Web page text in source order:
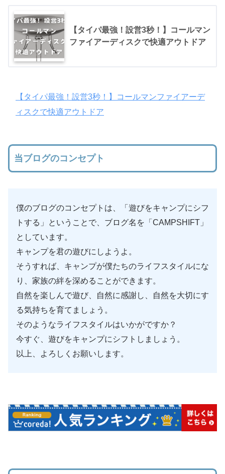
【タイパ最強！設営3秒！】コールマン
ファイアーディスクで快適アウトドア
【タイパ最強！設営3秒！】コールマンファイアーデ
ィスクで快適アウトドア
当ブログのコンセプト
僕のブログのコンセプトは、「遊びをキャンプにシフ
トする」ということで、ブログ名を「CAMPSHIFT」
としています。
キャンプを君の遊びにしようよ。
そうすれば、キャンプが僕たちのライフスタイルにな
り、家族の絆を深めることができます。
自然を楽しんで遊び、自然に感謝し、自然を大切にす
る気持ちを育てましょう。
そのようなライフスタイルはいかがですか？
今すぐ、遊びをキャンプにシフトしましょう。
以上、よろしくお願いします。